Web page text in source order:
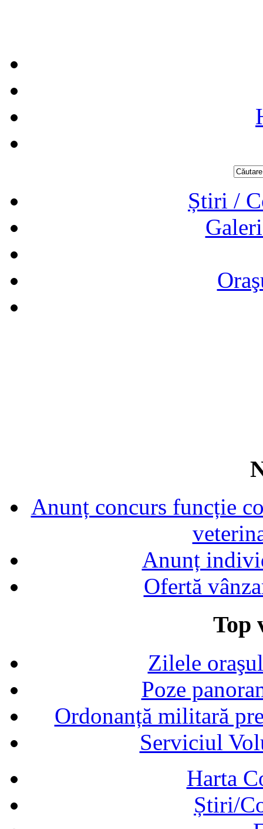
Știri /
Anunț concurs funcție
Anunț
Ofertă
Top
Zilele
Poze
Ordonanță militară
Serviciul
Harta
Știri/